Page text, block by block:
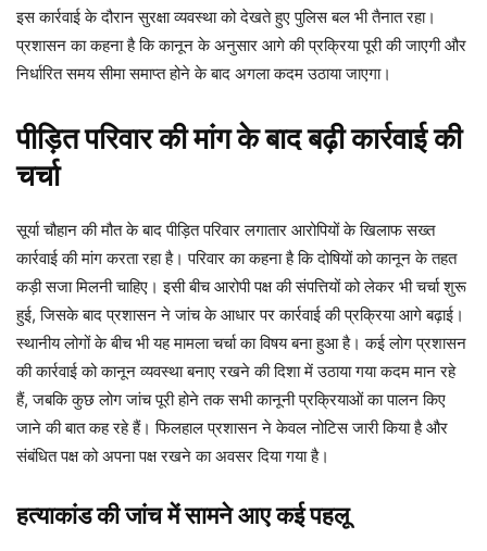
इस कार्रवाई के दौरान सुरक्षा व्यवस्था को देखते हुए पुलिस बल भी तैनात रहा।
प्रशासन का कहना है कि कानून के अनुसार आगे की प्रक्रिया पूरी की जाएगी और
निर्धारित समय सीमा समाप्त होने के बाद अगला कदम उठाया जाएगा।
पीड़ित परिवार की मांग के बाद बढ़ी कार्रवाई की
चर्चा
सूर्या चौहान की मौत के बाद पीड़ित परिवार लगातार आरोपियों के खिलाफ सख्त
कार्रवाई की मांग करता रहा है। परिवार का कहना है कि दोषियों को कानून के तहत
कड़ी सजा मिलनी चाहिए। इसी बीच आरोपी पक्ष की संपत्तियों को लेकर भी चर्चा शुरू
हुई, जिसके बाद प्रशासन ने जांच के आधार पर कार्रवाई की प्रक्रिया आगे बढ़ाई।
स्थानीय लोगों के बीच भी यह मामला चर्चा का विषय बना हुआ है। कई लोग प्रशासन
की कार्रवाई को कानून व्यवस्था बनाए रखने की दिशा में उठाया गया कदम मान रहे
हैं, जबकि कुछ लोग जांच पूरी होने तक सभी कानूनी प्रक्रियाओं का पालन किए
जाने की बात कह रहे हैं। फिलहाल प्रशासन ने केवल नोटिस जारी किया है और
संबंधित पक्ष को अपना पक्ष रखने का अवसर दिया गया है।
हत्याकांड की जांच में सामने आए कई पहलू